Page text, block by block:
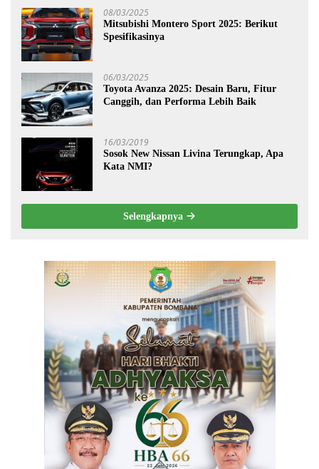
08/03/2025
Mitsubishi Montero Sport 2025: Berikut
Spesifikasinya
06/03/2025
Toyota Avanza 2025: Desain Baru, Fitur
Canggih, dan Performa Lebih Baik
16/03/2019
Sosok New Nissan Livina Terungkap, Apa
Kata NMI?
Selengkapnya